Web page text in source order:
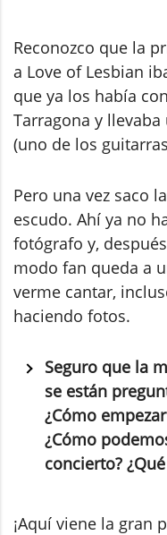
Reconozco que la
a Love of Lesbian
que ya los había
Tarragona y
(uno de los
Pero una vez saco
escudo. Ahí ya no
fotógrafo y,
modo fan queda a
verme cantar,
haciendo fotos.
Seguro que la
se están
¿Cómo
¿Cómo
concierto?
¡Aquí viene la gran